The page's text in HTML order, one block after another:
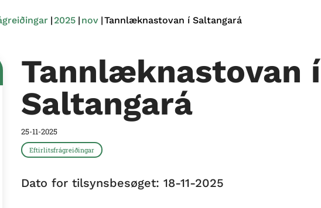
2025 nov Tannlæknastovan í Saltangará
Tannlæknastovan í
Saltangará
25-11-2025
Eftirlitsfrágreiðingar
Dato for tilsynsbesøget: 18-11-2025